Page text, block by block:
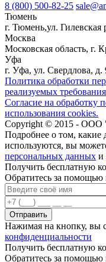
8 (800) 500-82-25
Тюмень
г. Тюмень,ул. Гилевская
Москва
Московская область, г.
Уфа
г. Уфа, ул. Свердлова, д.
Политика обработки
реализуемых
Согласие на обработку
использования cookies.
Copyright © 2015 -
Подробнее о том, какие
используются, вы
персональных данных и
Получить бесплатную
Обратитесь за помощью
Нажимая на кнопку, вы
конфиденциальности
Получить бесплатную
Обратитесь за помощью